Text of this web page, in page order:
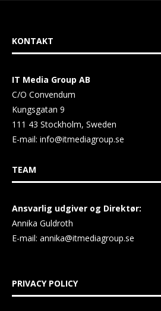
KONTAKT
IT Media Group AB
C/O Convendum
Kungsgatan 9
111 43 Stockholm, Sweden
E-mail: info@itmediagroup.se
TEAM
Ansvarlig udgiver og Direktør:
Annika Guldroth
E-mail: annika@itmediagroup.se
PRIVACY POLICY